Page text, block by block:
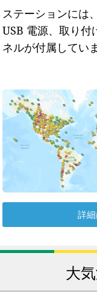
ステーションには
USB 電源、取り
ネルが付属してい
詳
大